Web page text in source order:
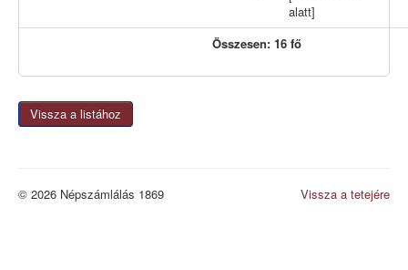
Összesen: 16 fő
alatt]
Vissza a listához
Vissza a tetejére
© 2026 Népszámlálás 1869